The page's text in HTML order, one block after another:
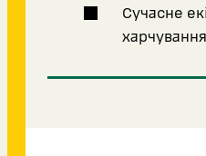
Сучасне